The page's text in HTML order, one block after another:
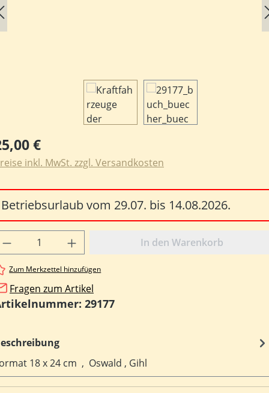
Preis:
€
inkl. MwSt. zzgl. Versandkosten
Betriebsurlaub vom 29.07. bis 14.08.2026.
Anzahl: Gib den gewünschten
In den Warenkorb
Zum Merkzettel hinzufügen
Fragen zum Artikel
29177
18 x 24 cm , Oswald , Gihl